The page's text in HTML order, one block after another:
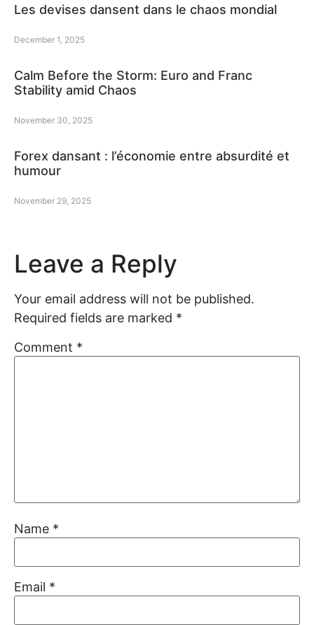
Les devises dansent dans le chaos mondial
December 1, 2025
Calm Before the Storm: Euro and Franc
Stability amid Chaos
November 30, 2025
Forex dansant : l’économie entre absurdité et
humour
November 29, 2025
Leave a Reply
Your email address will not be published.
Required fields are marked *
Comment *
Name *
Email *